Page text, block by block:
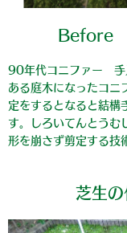
Before
90年代コニファー 手
ある庭木になったコニ
定をするとなると結構
す。しろいてんとうむ
形を崩さず剪定する技
芝生